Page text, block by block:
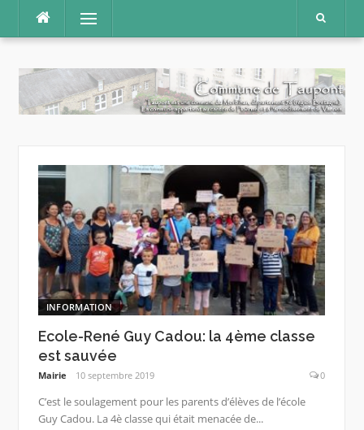
contenu
Menu
INFORMATION
Ecole-René Guy Cadou: la 4ème classe
est sauvée
Mairie 10 septembre 2019 0
C’est le soulagement pour les parents d’élèves de l’école
Guy Cadou. La 4è classe qui était menacée de...